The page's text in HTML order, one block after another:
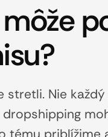
stretli. Nie
dropshipping